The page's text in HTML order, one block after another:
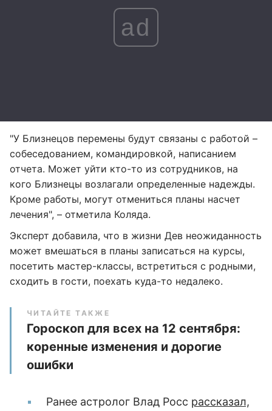
ad
"У Близнецов перемены будут связаны с работой –
собеседованием, командировкой, написанием
отчета. Может уйти кто-то из сотрудников, на
кого Близнецы возлагали определенные надежды.
Кроме работы, могут отмениться планы насчет
лечения", – отметила Коляда.
Эксперт добавила, что в жизни Дев неожиданность
может вмешаться в планы записаться на курсы,
посетить мастер-классы, встретиться с родными,
сходить в гости, поехать куда-то недалеко.
ЧИТАЙТЕ ТАКЖЕ
Гороскоп для всех на 12 сентября:
коренные изменения и дорогие
ошибки
Ранее астролог Влад Росс рассказал,